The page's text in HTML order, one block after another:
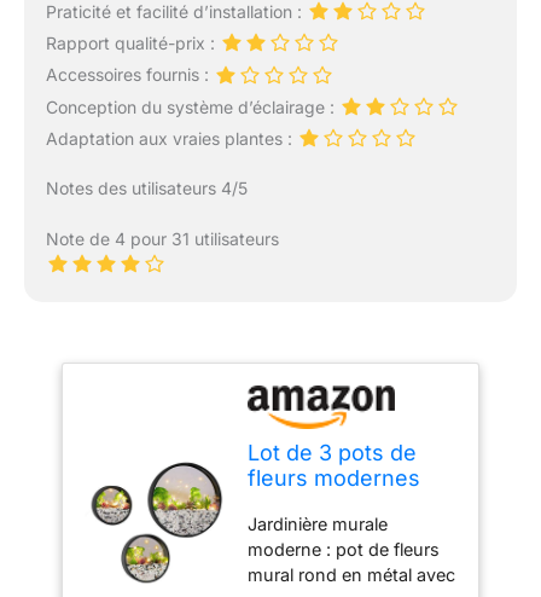
Praticité et facilité d’installation :
Rapport qualité-prix :
Accessoires fournis :
Conception du système d’éclairage :
Adaptation aux vraies plantes :
Notes des utilisateurs 4/5
Note de 4 pour 31 utilisateurs
Lot de 3 pots de
fleurs modernes
avec guirlande
lumineuse LED, pot
de fleurs en fer
Jardinière murale
moderne : pot de fleurs
mural rond en métal avec